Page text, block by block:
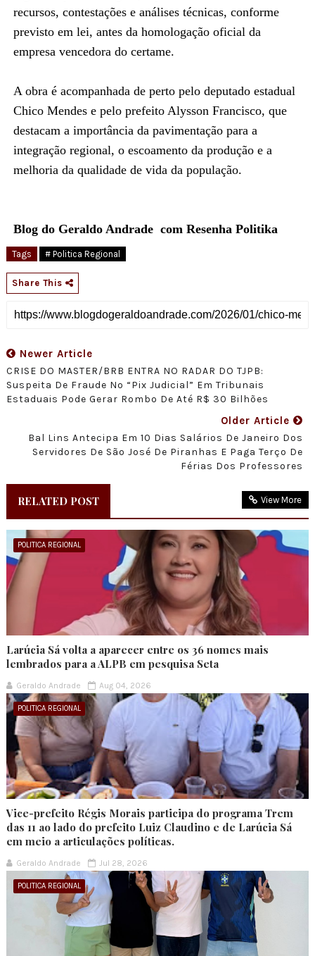
recursos, contestações e análises técnicas, conforme
previsto em lei, antes da homologação oficial da
empresa vencedora do certame.
A obra é acompanhada de perto pelo deputado estadual
Chico Mendes e pelo prefeito Alysson Francisco, que
destacam a importância da pavimentação para a
integração regional, o escoamento da produção e a
melhoria da qualidade de vida da população.
Blog do Geraldo Andrade com Resenha Politika
Tags # Politica Regional
Share This
Newer Article
CRISE DO MASTER/BRB ENTRA NO RADAR DO TJPB:
Suspeita De Fraude No “pix Judicial” Em Tribunais
Estaduais Pode Gerar Rombo De Até R$ 30 Bilhões
Older Article
Bal Lins Antecipa Em 10 Dias Salários De Janeiro Dos
Servidores De São José De Piranhas E Paga Terço De
Férias Dos Professores
RELATED POST View More
POLITICA REGIONAL
Larúcia Sá volta a aparecer entre os 36 nomes mais
lembrados para a ALPB em pesquisa Seta
Geraldo Andrade Aug 04, 2026
POLITICA REGIONAL
Vice-prefeito Régis Morais participa do programa Trem
das 11 ao lado do prefeito Luiz Claudino e de Larúcia Sá
em meio a articulações políticas.
Geraldo Andrade Jul 28, 2026
POLITICA REGIONAL